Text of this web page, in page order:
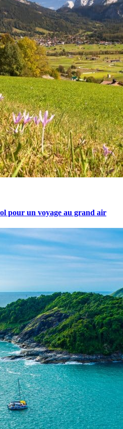
pour un voyage au grand air